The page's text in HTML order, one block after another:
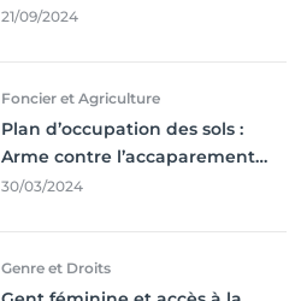
résultats coince
21/09/2024
Foncier et Agriculture
Plan d’occupation des sols :
Arme contre l’accaparement
des terres
30/03/2024
Genre et Droits